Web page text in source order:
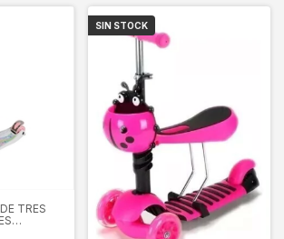
TRES
SIN STOCK